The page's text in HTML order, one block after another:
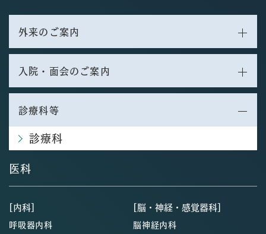
外来のご案内
入院・面会のご案内
診療科等
診療科
医科
[内科]
呼吸器内科
[脳・神経・感覚器科]
脳神経内科